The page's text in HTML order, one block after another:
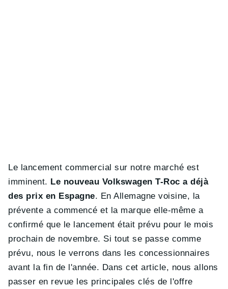
Le lancement commercial sur notre marché est
imminent. Le nouveau Volkswagen T-Roc a déjà
des prix en Espagne. En Allemagne voisine, la
prévente a commencé et la marque elle-même a
confirmé que le lancement était prévu pour le mois
prochain de novembre. Si tout se passe comme
prévu, nous le verrons dans les concessionnaires
avant la fin de l'année. Dans cet article, nous allons
passer en revue les principales clés de l'offre